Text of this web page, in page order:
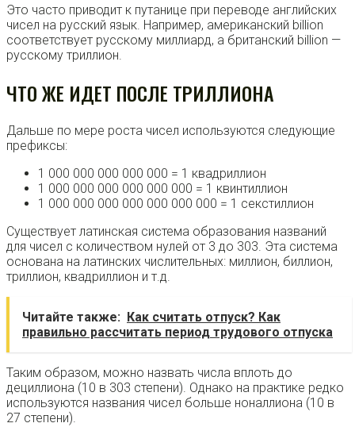
Это часто приводит к путанице при переводе английских
чисел на русский язык. Например, американский billion
соответствует русскому миллиард, а британский billion —
русскому триллион.
ЧТО ЖЕ ИДЕТ ПОСЛЕ ТРИЛЛИОНА
Дальше по мере роста чисел используются следующие
префиксы:
1 000 000 000 000 000 = 1 квадриллион
1 000 000 000 000 000 000 = 1 квинтиллион
1 000 000 000 000 000 000 000 = 1 секстиллион
Существует латинская система образования названий
для чисел с количеством нулей от 3 до 303. Эта система
основана на латинских числительных: миллион, биллион,
триллион, квадриллион и т.д.
Читайте также: Как считать отпуск? Как
правильно рассчитать период трудового отпуска
Таким образом, можно назвать числа вплоть до
дециллиона (10 в 303 степени). Однако на практике редко
используются названия чисел больше ноналлиона (10 в
27 степени).